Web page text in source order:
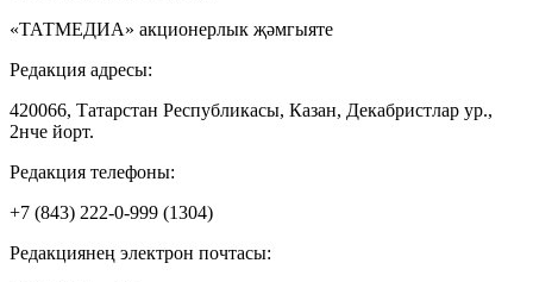
«ТАТМЕДИА» акционерлык җәмгыяте
Редакция адресы:
420066, Татарстан Республикасы, Казан, Декабристлар ур.,
2нче йорт.
Редакция телефоны:
+7 (843) 222-0-999 (1304)
Редакциянең электрон почтасы: